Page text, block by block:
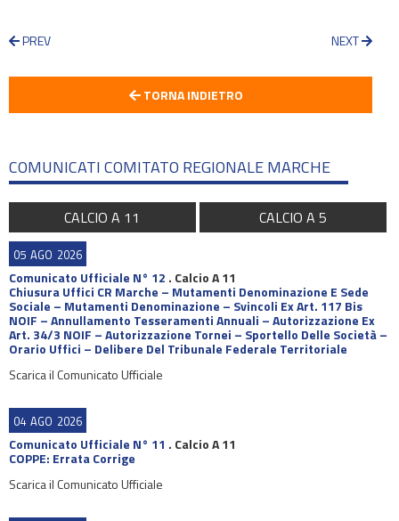
PREV NEXT
TORNA INDIETRO
COMUNICATI COMITATO REGIONALE MARCHE
CALCIO A 11 CALCIO A 5
05 AGO 2026
Comunicato Ufficiale N° 12 . Calcio A 11
Chiusura Uffici CR Marche – Mutamenti Denominazione E Sede
Sociale – Mutamenti Denominazione – Svincoli Ex Art. 117 Bis
NOIF – Annullamento Tesseramenti Annuali – Autorizzazione Ex
Art. 34/3 NOIF – Autorizzazione Tornei – Sportello Delle Società –
Orario Uffici – Delibere Del Tribunale Federale Territoriale
Scarica il Comunicato Ufficiale
04 AGO 2026
Comunicato Ufficiale N° 11 . Calcio A 11
COPPE: Errata Corrige
Scarica il Comunicato Ufficiale